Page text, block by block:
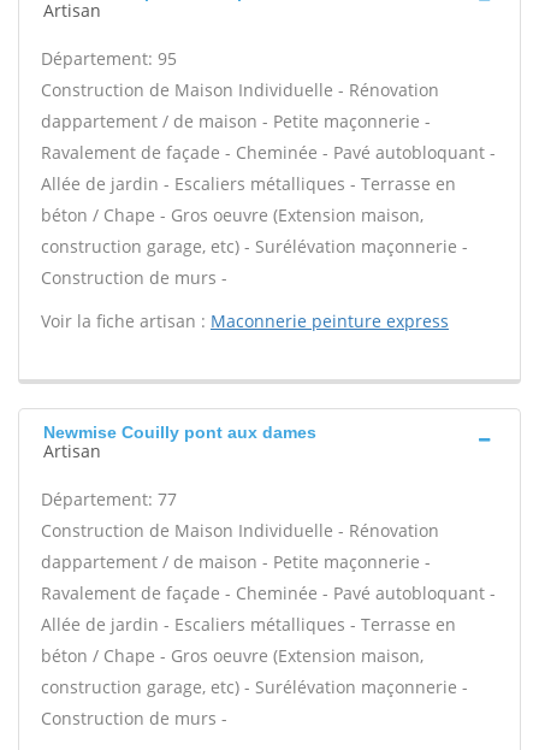
Artisan
Département: 95
Construction de Maison Individuelle - Rénovation
dappartement / de maison - Petite maçonnerie -
Ravalement de façade - Cheminée - Pavé autobloquant -
Allée de jardin - Escaliers métalliques - Terrasse en
béton / Chape - Gros oeuvre (Extension maison,
construction garage, etc) - Surélévation maçonnerie -
Construction de murs -
Voir la fiche artisan : Maconnerie peinture express
Newmise Couilly pont aux dames
Artisan
Département: 77
Construction de Maison Individuelle - Rénovation
dappartement / de maison - Petite maçonnerie -
Ravalement de façade - Cheminée - Pavé autobloquant -
Allée de jardin - Escaliers métalliques - Terrasse en
béton / Chape - Gros oeuvre (Extension maison,
construction garage, etc) - Surélévation maçonnerie -
Construction de murs -